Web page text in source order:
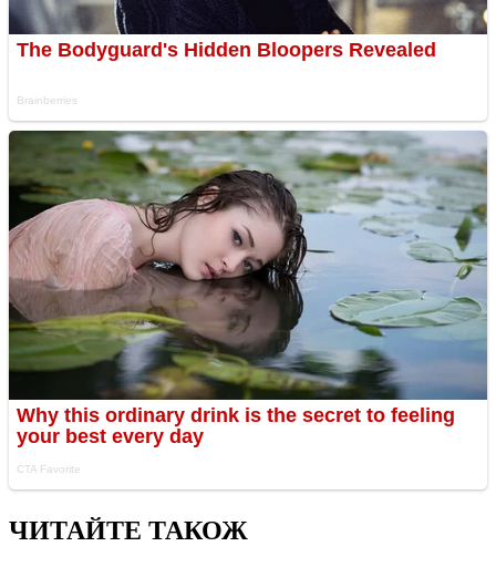
ЧИТАЙТЕ ТАКОЖ